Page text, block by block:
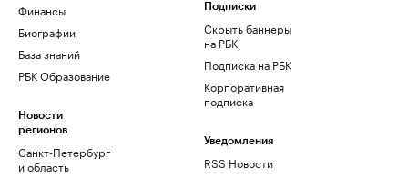
Финансы
Биографии
База знаний
РБК Образование
Новости
регионов
Санкт-Петербург
и область
Подписки
Скрыть баннеры
на РБК
Подписка на РБК
Корпоративная
подписка
Уведомления
RSS Новости